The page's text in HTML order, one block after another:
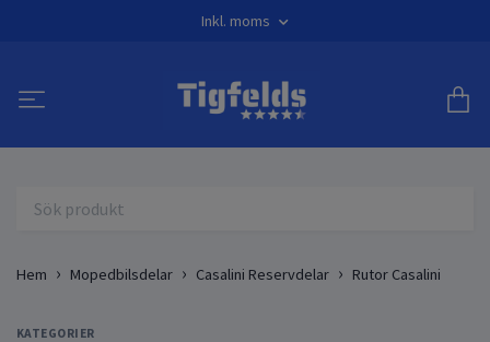
Inkl. moms
Hem Mopedbilsdelar Casalini Reservdelar Rutor Casalini
KATEGORIER